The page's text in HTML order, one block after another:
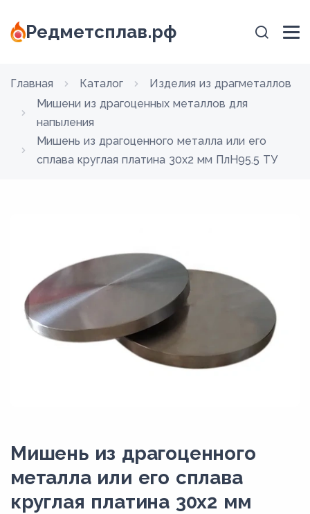
Редметсплав.рф
Главная Каталог
Изделия из драгметаллов
Мишени из драгоценных металлов для
напыления
Мишень из драгоценного металла или его
сплава круглая платина 30х2 мм ПлН95.5 ТУ
Мишень из драгоценного
металла или его сплава
круглая платина 30х2 мм